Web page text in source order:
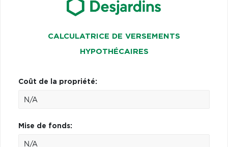
CALCULATRICE DE VERSEMENTS
HYPOTHÉCAIRES
Coût de la propriété:
Mise de fonds: